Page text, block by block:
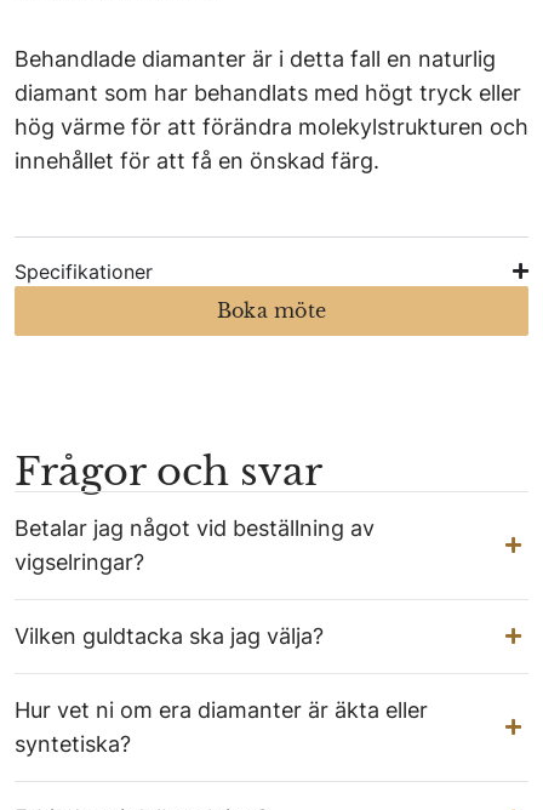
Behandlade diamanter är i detta fall en naturlig
diamant som har behandlats med högt tryck eller
hög värme för att förändra molekylstrukturen och
innehållet för att få en önskad färg.
Specifikationer
Boka möte
Frågor och svar
Betalar jag något vid beställning av
vigselringar?
Vilken guldtacka ska jag välja?
Hur vet ni om era diamanter är äkta eller
syntetiska?